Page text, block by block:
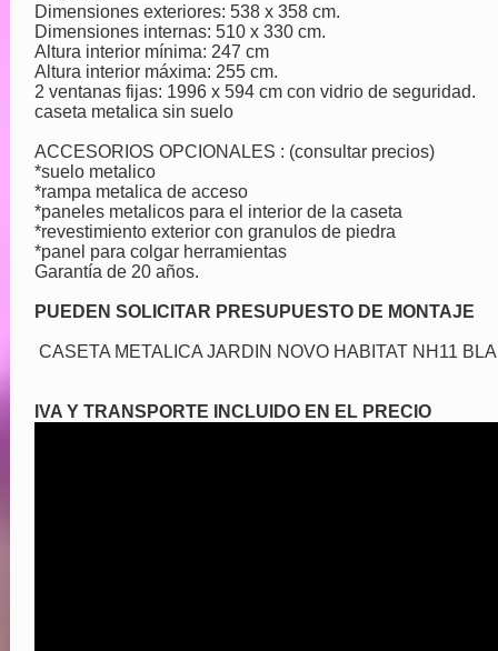
Dimensiones exteriores: 538 x 358 cm.
Dimensiones internas: 510 x 330 cm.
Altura interior mínima: 247 cm
Altura interior máxima: 255 cm.
2 ventanas fijas: 1996 x 594 cm con vidrio de seguridad.
caseta metalica sin suelo
ACCESORIOS OPCIONALES : (consultar precios)
*suelo metalico
*rampa metalica de acceso
*paneles metalicos para el interior de la caseta
*revestimiento exterior con granulos de piedra
*panel para colgar herramientas
Garantía de 20 años.
PUEDEN SOLICITAR PRESUPUESTO DE MONTAJE
CASETA METALICA JARDIN NOVO HABITAT NH11
IVA Y TRANSPORTE INCLUIDO EN EL PRECIO